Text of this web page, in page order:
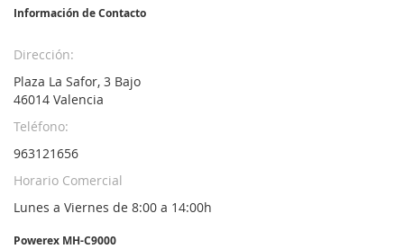
Información de Contacto
Dirección:
Plaza La Safor, 3 Bajo
46014 Valencia
Teléfono:
963121656
Horario Comercial
Lunes a Viernes de 8:00 a 14:00h
Powerex MH-C9000